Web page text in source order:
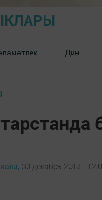
Дин
30 декабрь 2017 -